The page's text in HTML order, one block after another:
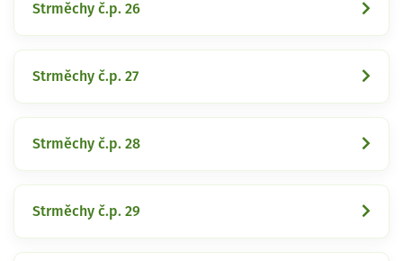
Strměchy č.p. 26
Strměchy č.p. 27
Strměchy č.p. 28
Strměchy č.p. 29